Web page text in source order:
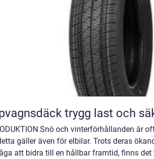
Släpvagnsdäck trygg
Snö och vinterförhållanden är
gäller även för elbilar. Trots deras
att bidra till en hållbar framtid, finns det